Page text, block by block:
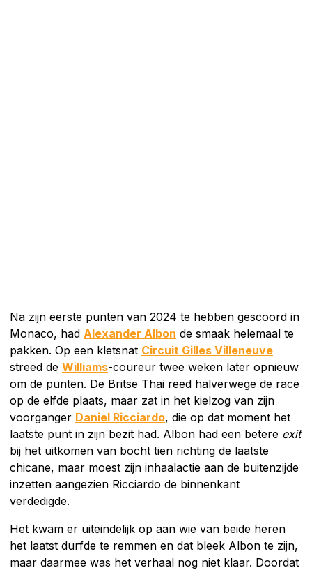
Na zijn eerste punten van 2024 te hebben gescoord in
Monaco, had Alexander Albon de smaak helemaal te
pakken. Op een kletsnat Circuit Gilles Villeneuve
streed de Williams-coureur twee weken later opnieuw
om de punten. De Britse Thai reed halverwege de race
op de elfde plaats, maar zat in het kielzog van zijn
voorganger Daniel Ricciardo, die op dat moment het
laatste punt in zijn bezit had. Albon had een betere exit
bij het uitkomen van bocht tien richting de laatste
chicane, maar moest zijn inhaalactie aan de buitenzijde
inzetten aangezien Ricciardo de binnenkant
verdedigde.
Het kwam er uiteindelijk op aan wie van beide heren
het laatst durfde te remmen en dat bleek Albon te zijn,
maar daarmee was het verhaal nog niet klaar. Doordat